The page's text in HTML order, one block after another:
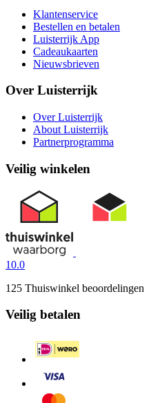
Klantenservice
Bestellen en betalen
Luisterrijk App
Cadeaukaarten
Nieuwsbrieven
Over Luisterrijk
Over Luisterrijk
About Luisterrijk
Partnerprogramma
Veilig winkelen
10.0
125 Thuiswinkel beoordelingen
Veilig betalen